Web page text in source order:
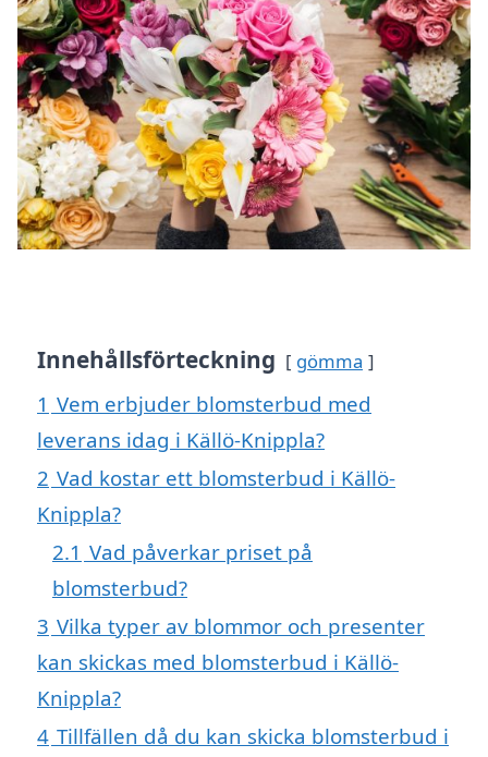
Innehållsförteckning gömma
1 Vem erbjuder blomsterbud med
leverans idag i Källö-Knippla?
2 Vad kostar ett blomsterbud i Källö-
Knippla?
2.1 Vad påverkar priset på
blomsterbud?
3 Vilka typer av blommor och presenter
kan skickas med blomsterbud i Källö-
Knippla?
4 Tillfällen då du kan skicka blomsterbud i